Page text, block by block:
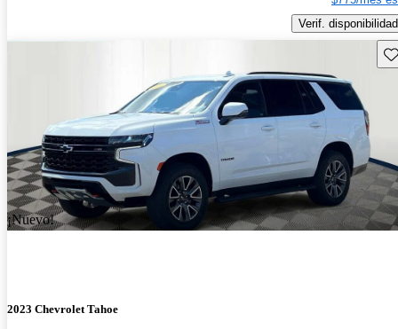
Verif. disponibilidad
¡Nuevo!
2023 Chevrolet Tahoe